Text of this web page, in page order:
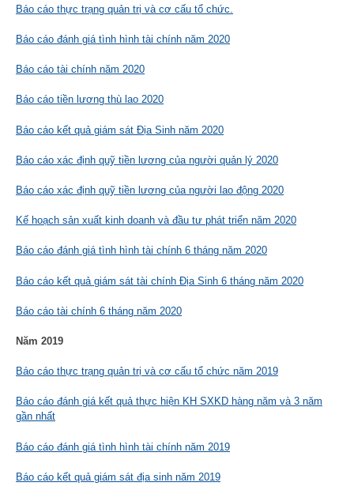
Báo cáo thực trạng quản trị và cơ cấu tổ chức.
Báo cáo đánh giá tình hình tài chính năm 2020
Báo cáo tài chính năm 2020
Báo cáo tiền lương thù lao 2020
Báo cáo kết quả giám sát Địa Sinh năm 2020
Báo cáo xác định quỹ tiền lương của người quản lý 2020
Báo cáo xác định quỹ tiền lương của người lao động 2020
Kế hoạch sản xuất kinh doanh và đầu tư phát triển năm 2020
Báo cáo đánh giá tình hình tài chính 6 tháng năm 2020
Báo cáo kết quả giám sát tài chính Địa Sinh 6 tháng năm 2020
Báo cáo tài chính 6 tháng năm 2020
Năm 2019
Báo cáo thực trạng quản trị và cơ cấu tổ chức năm 2019
Báo cáo đánh giá kết quả thực hiện KH SXKD hàng năm và 3 năm
gần nhất
Báo cáo đánh giá tình hình tài chính năm 2019
Báo cáo kết quả giám sát địa sinh năm 2019